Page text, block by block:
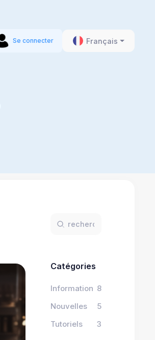
Se connecter Français
Catégories
Information 8
Nouvelles
5
Tutoriels
3